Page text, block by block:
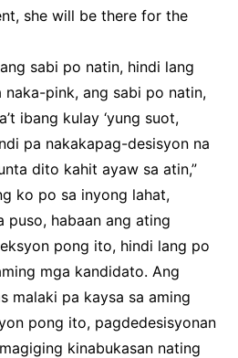
she will be there for the
sabi po natin, hindi lang
pink, ang sabi po natin,
ibang kulay ‘yung suot,
pa nakakapag-desisyon na
dito kahit ayaw sa atin,”
ko po sa inyong lahat,
puso, habaan ang ating
pong ito, hindi lang po
mga kandidato. Ang
malaki pa kaysa sa aming
pong ito, pagdedesisyonan
kinabukasan nating